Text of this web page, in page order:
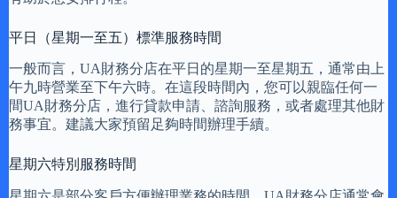
平日（星期一至五）標準服務時間
一般而言，UA財務分店在平日的星期一至星期五，通常由上
午九時營業至下午六時。在這段時間內，您可以親臨任何一
間UA財務分店，進行貸款申請、諮詢服務，或者處理其他財
務事宜。建議大家預留足夠時間辦理手續。
星期六特別服務時間